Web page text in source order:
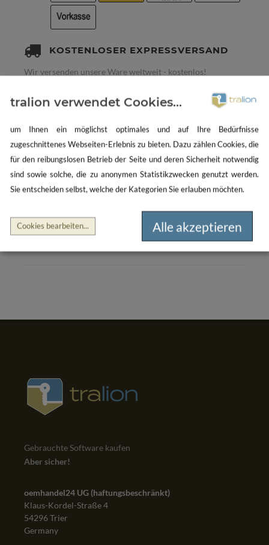
KOSTENLOSER EXPRESSVERSAND
Wir versenden unsere Ware weltweit - kostenlos!
NEWSLETTER
Jetzt anmelden, um keine Trends, Angebote oder
Aktionen zu verpassen und sich einen 5€ Gutschein
Gebrauchte Software kaufen
Aber sicher!
oemhandel24 UG (haftungsbeschränkt)
Klaus-Kordel-Straße 4
54296 Trier
Germany
tralion verwendet Cookies...
um Ihnen ein möglichst optimales und auf Ihre Bedürfnisse
zugeschnittenes Webseiten-Erlebnis zu bieten. Dazu zählen Cookies, die
für den reibungslosen Betrieb der Seite und deren Sicherheit notwendig
sind sowie solche, die zu anonymen Statistikzwecken genutzt werden.
Sie entscheiden selbst, welche der Kategorien Sie erlauben möchten.
Cookies bearbeiten... Alle akzeptieren